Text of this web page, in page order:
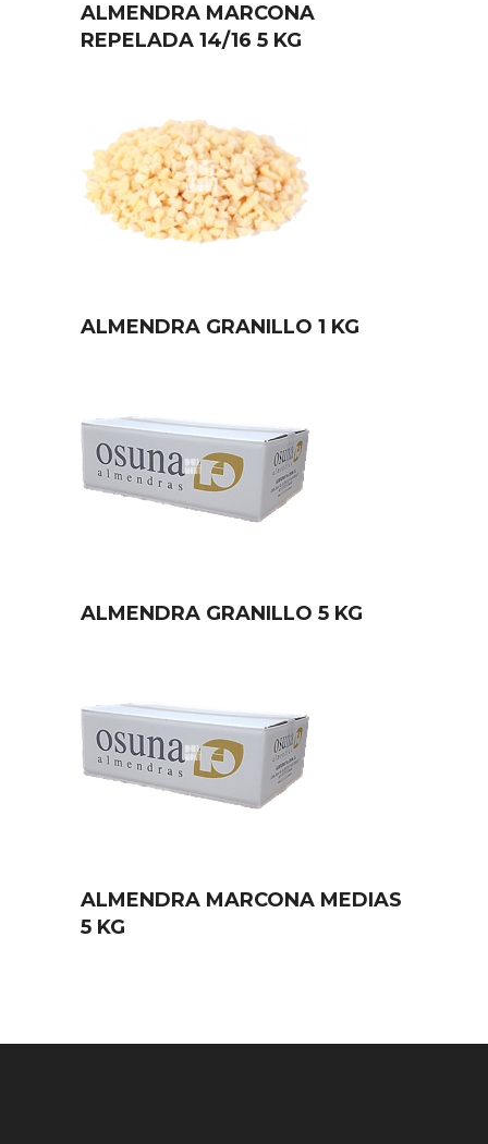
ALMENDRA MARCONA
REPELADA 14/16 5 KG
ALMENDRA GRANILLO 1 KG
ALMENDRA GRANILLO 5 KG
ALMENDRA MARCONA MEDIAS
5 KG